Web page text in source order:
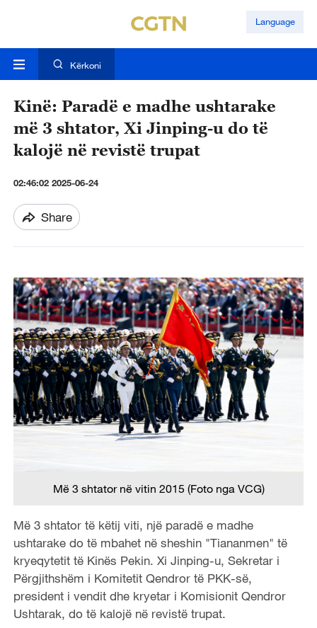
Language
Kërkoni
Kinë: Paradë e madhe ushtarake
më 3 shtator, Xi Jinping-u do të
kalojë në revistë trupat
02:46:02 2025-06-24
Share
Më 3 shtator në vitin 2015 (Foto nga VCG)
Më 3 shtator të këtij viti, një paradë e madhe
ushtarake do të mbahet në sheshin "Tiananmen" të
kryeqytetit të Kinës Pekin. Xi Jinping-u, Sekretar i
Përgjithshëm i Komitetit Qendror të PKK-së,
president i vendit dhe kryetar i Komisionit Qendror
Ushtarak, do të kalojë në revistë trupat.